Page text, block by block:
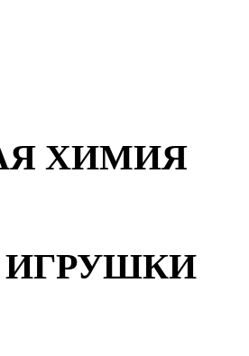
ХИМИЯ